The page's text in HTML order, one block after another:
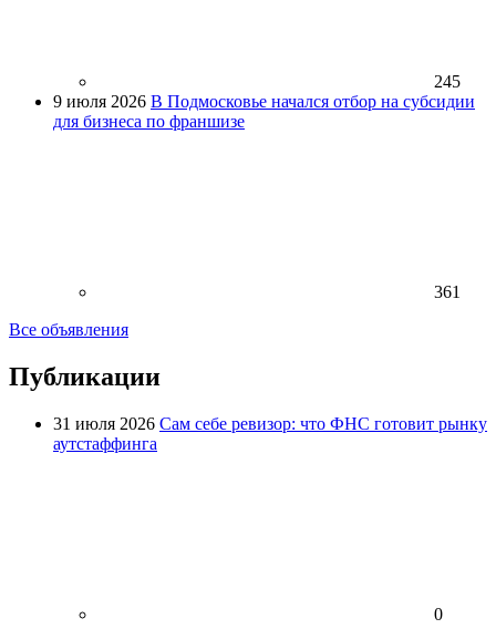
245
9 июля 2026 В Подмосковье начался отбор на субсидии
для бизнеса по франшизе
361
Все объявления
Публикации
31 июля 2026 Сам себе ревизор: что ФНС готовит рынку
аутстаффинга
0